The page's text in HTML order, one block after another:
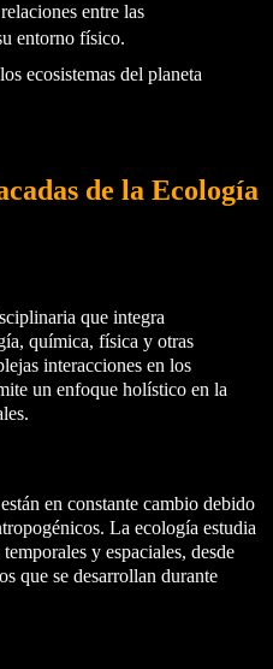
entre las
entorno físico.
ecosistemas del planeta
de la Ecología
que integra
química, física y otras
interacciones en los
un enfoque holístico en la
en constante cambio debido
La ecología estudia
y espaciales, desde
que se desarrollan durante